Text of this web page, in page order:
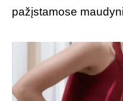
pažįstamose